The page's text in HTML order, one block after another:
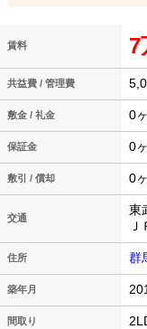
賃料 7
共益費 / 管理費
敷金 / 礼金 0
保証金 0
敷引 / 償却 0
交通
東
住所 群
築年月
間取り